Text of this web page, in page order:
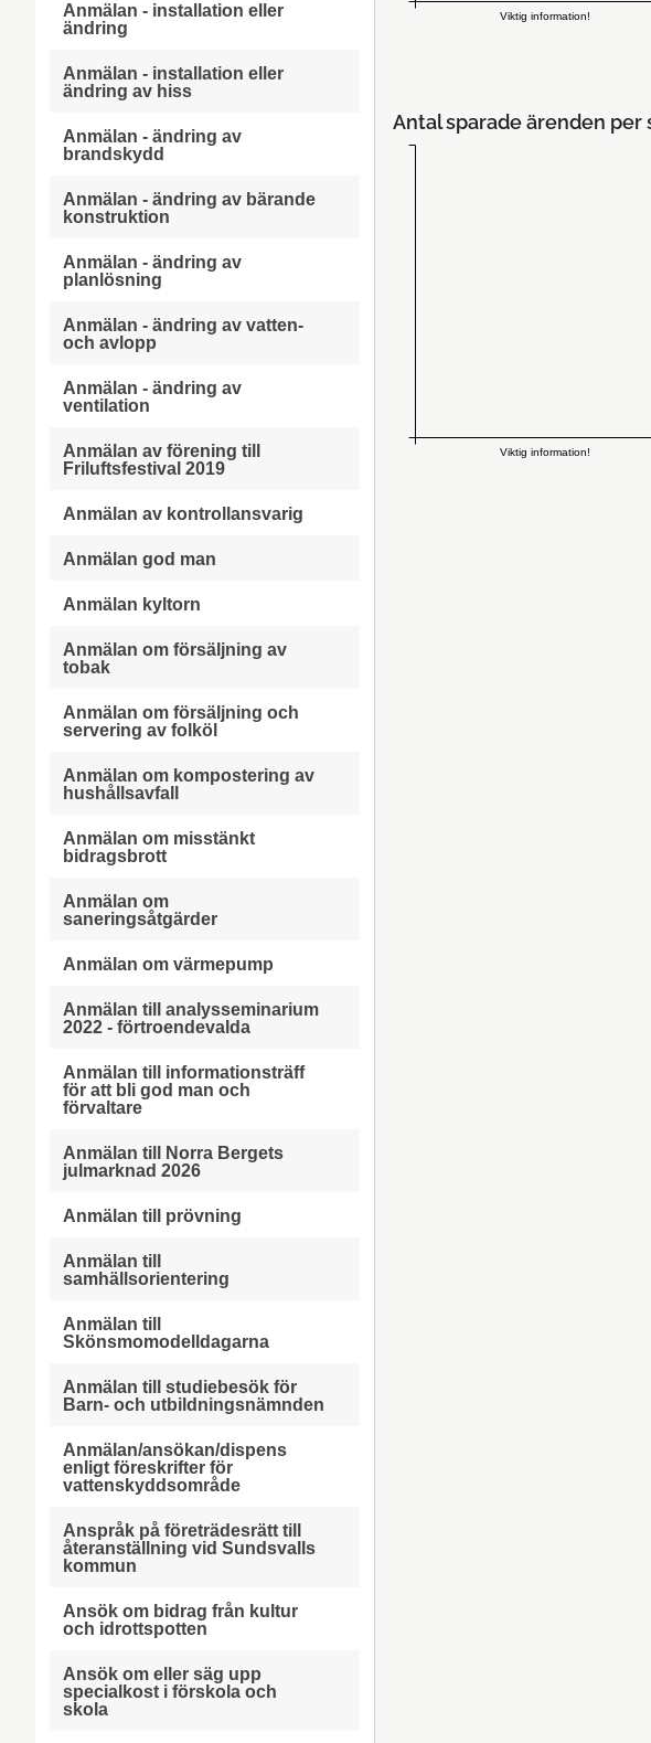
Anmälan - installation eller
ändring
Anmälan - installation eller
ändring av hiss
Anmälan - ändring av
brandskydd
Anmälan - ändring av bärande
konstruktion
Anmälan - ändring av
planlösning
Anmälan - ändring av vatten-
och avlopp
Anmälan - ändring av
ventilation
Anmälan av förening till
Friluftsfestival 2019
Anmälan av kontrollansvarig
Anmälan god man
Anmälan kyltorn
Anmälan om försäljning av
tobak
Anmälan om försäljning och
servering av folköl
Anmälan om kompostering av
hushållsavfall
Anmälan om misstänkt
bidragsbrott
Anmälan om
saneringsåtgärder
Anmälan om värmepump
Anmälan till analysseminarium
2022 - förtroendevalda
Anmälan till informationsträff
för att bli god man och
förvaltare
Anmälan till Norra Bergets
julmarknad 2026
Anmälan till prövning
Anmälan till
samhällsorientering
Anmälan till
Skönsmomodelldagarna
Anmälan till studiebesök för
Barn- och utbildningsnämnden
Anmälan/ansökan/dispens
enligt föreskrifter för
vattenskyddsområde
Anspråk på företrädesrätt till
återanställning vid Sundsvalls
kommun
Ansök om bidrag från kultur
och idrottspotten
Ansök om eller säg upp
specialkost i förskola och
skola
Viktig information!
Antal sparade ärenden per
Viktig information!